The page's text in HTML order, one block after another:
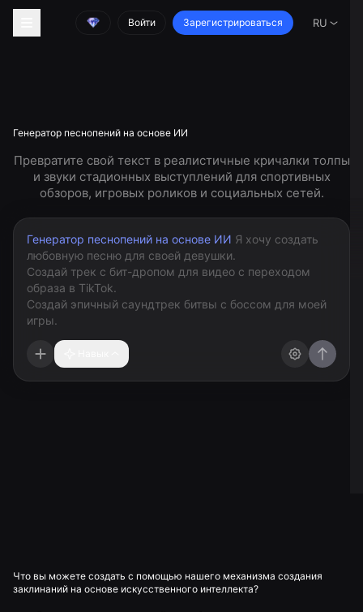
Войти Зарегистрироваться RU
Генератор песнопений на основе ИИ
Превратите свой текст в реалистичные кричалки толпы
и звуки стадионных выступлений для спортивных
обзоров, игровых роликов и социальных сетей.
Генератор песнопений на основе ИИ
Что вы можете создать с помощью нашего механизма создания
заклинаний на основе искусственного интеллекта?